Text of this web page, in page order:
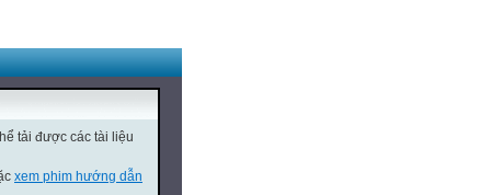
tải được các tài liệu
xem phim hướng dẫn